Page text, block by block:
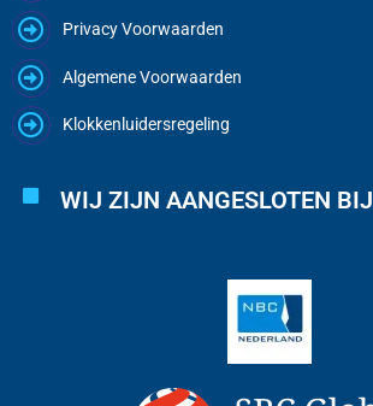
Privacy Voorwaarden
Algemene Voorwaarden
Klokkenluidersregeling
WIJ ZIJN AANGESLOTEN BIJ